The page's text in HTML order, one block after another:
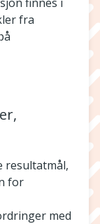
fra
resultatmål,
for
med